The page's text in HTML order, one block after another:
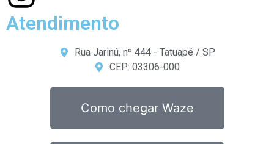
Atendimento
Rua Jarinú, nº 444 - Tatuapé / SP
CEP: 03306-000
Como chegar Waze